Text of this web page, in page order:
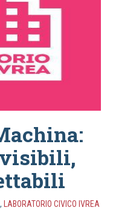
, LABORATORIO CIVICO IVREA